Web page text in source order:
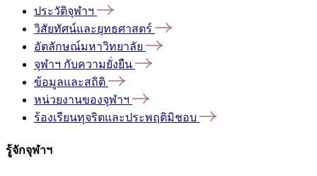
ประวัติจุฬาฯ
วิสัยทัศน์และยุทธศาสตร์
อัตลักษณ์มหาวิทยาลัย
จุฬาฯ กับความยั่งยืน
ข้อมูลและสถิติ
หน่วยงานของจุฬาฯ
ร้องเรียนทุจริตและประพฤติมิชอบ
รู้จักจุฬาฯ